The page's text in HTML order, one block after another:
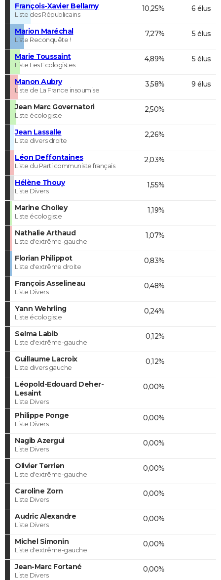
François-Xavier Bellamy
Liste des Républicains
10,25% 6 élus
Marion Maréchal
Liste Reconquête !
7,27% 5 élus
Marie Toussaint
Liste Les Ecologistes
4,89% 5 élus
Manon Aubry
Liste de La France insoumise
3,58% 9 élus
Jean Marc Governatori
Liste écologiste
2,50%
Jean Lassalle
Liste divers droite
2,26%
Léon Deffontaines
Liste du Parti communiste français
2,03%
Hélène Thouy
Liste Divers
1,55%
Marine Cholley
Liste écologiste
1,19%
Nathalie Arthaud
Liste d'extrême-gauche
1,07%
Florian Philippot
Liste d'extrême droite
0,83%
François Asselineau
Liste Divers
0,48%
Yann Wehrling
Liste écologiste
0,24%
Selma Labib
Liste d'extrême-gauche
0,12%
Guillaume Lacroix
Liste divers gauche
0,12%
Léopold-Edouard Deher-
Lesaint
Liste Divers
0,00%
Philippe Ponge
Liste Divers
0,00%
Nagib Azergui
Liste Divers
0,00%
Olivier Terrien
Liste d'extrême-gauche
0,00%
Caroline Zorn
Liste Divers
0,00%
Audric Alexandre
Liste Divers
0,00%
Michel Simonin
Liste d'extrême-gauche
0,00%
Jean-Marc Fortané
Liste Divers
0,00%